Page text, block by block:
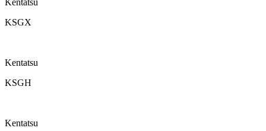
Kentatsu
KSGX
Kentatsu
KSGH
Kentatsu